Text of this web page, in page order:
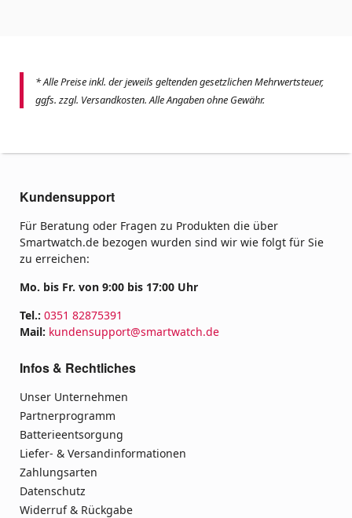
* Alle Preise inkl. der jeweils geltenden gesetzlichen Mehrwertsteuer,
ggfs. zzgl. Versandkosten. Alle Angaben ohne Gewähr.
Kundensupport
Für Beratung oder Fragen zu Produkten die über
Smartwatch.de bezogen wurden sind wir wie folgt für Sie
zu erreichen:
Mo. bis Fr. von 9:00 bis 17:00 Uhr
Tel.: 0351 82875391
Mail: kundensupport@smartwatch.de
Infos & Rechtliches
Unser Unternehmen
Partnerprogramm
Batterieentsorgung
Liefer- & Versandinformationen
Zahlungsarten
Datenschutz
Widerruf & Rückgabe